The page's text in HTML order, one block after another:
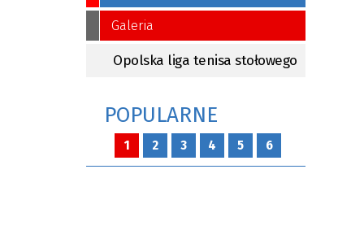
Galeria
Opolska liga tenisa stołowego
POPULARNE
1 2 3 4 5 6